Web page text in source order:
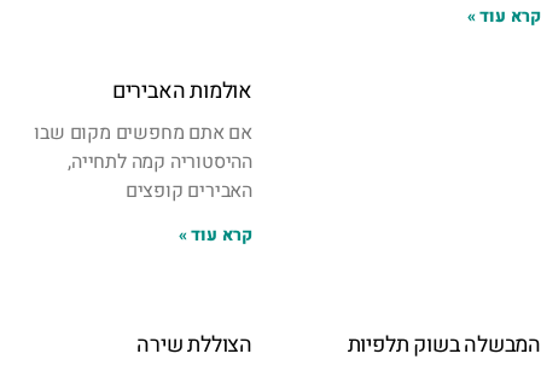
קרא עוד »
אולמות האבירים
אם אתם מחפשים מקום שבו
ההיסטוריה קמה לתחייה,
האבירים קופצים
קרא עוד »
המבשלה בשוק תלפיות הצוללת שירה